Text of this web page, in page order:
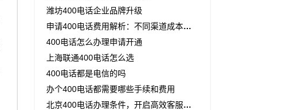
潍坊400电话企业品牌升级
申请400电话费用解析：不同渠道成本差异大，选对服务商更省钱
400电话怎么办理申请开通
上海联通400电话怎么选
400电话都是电信的吗
办个400电话都需要哪些手续和费用
北京400电话办理条件，开启高效客服新征程